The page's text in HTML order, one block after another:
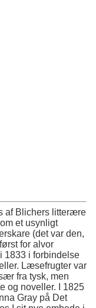
af Blichers litterære
et usynligt
(det var den,
for alvor
1833 i forbindelse
Læsefrugter var
fra tysk, men
og noveller. I 1825
Gray på Det